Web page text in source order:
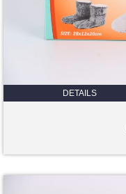
DETAILS